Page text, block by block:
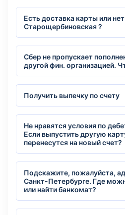
Есть доставка карты или нет
Старощербиновская ?
Сбер не пропускает
другой фин. организацией.
Получить выпечку по счету
Не нравятся условия по
Если выпустить другую
перенесутся на новый счет?
Подскажите, пожалуйста,
Санкт-Петербурге. Где
или найти банкомат?